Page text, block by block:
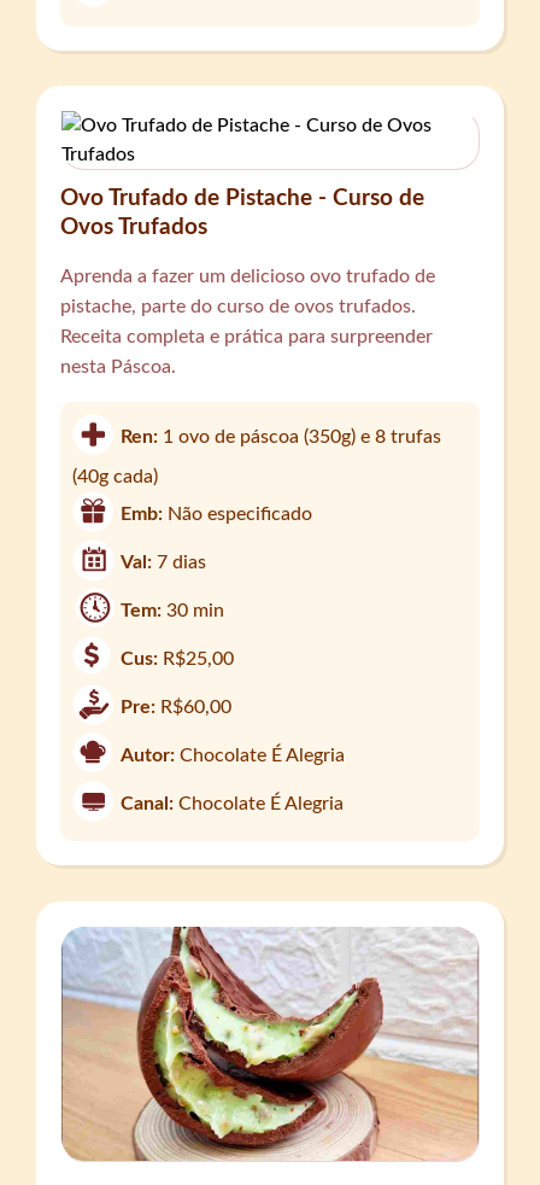
Ovo Trufado de Pistache - Curso de
Ovos Trufados
Aprenda a fazer um delicioso ovo trufado de
pistache, parte do curso de ovos trufados.
Receita completa e prática para surpreender
nesta Páscoa.
Ren: 1 ovo de páscoa (350g) e 8 trufas
(40g cada)
Emb: Não especificado
Val:7 dias
Tem:30 min
Cus: R$25,00
Pre: R$60,00
Autor: Chocolate É Alegria
Canal: Chocolate É Alegria